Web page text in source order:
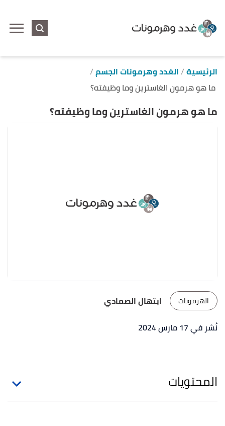
الرئيسية الغدد وهرمونات الجسم
ما هو هرمون الغاسترين وما وظيفته؟
ما هو هرمون الغاسترين وما وظيفته؟
الهرمونات
ابتهال الصمادي
نُشر في 17 مارس 2024
المحتويات